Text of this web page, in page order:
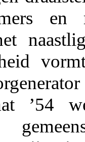
en
’54